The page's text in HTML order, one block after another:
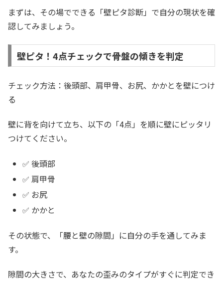
まずは、その場でできる「壁ピタ診断」で自分の現状を確
認してみましょう。
壁ピタ！4点チェックで骨盤の傾きを判定
チェック方法：後頭部、肩甲骨、お尻、かかとを壁につけ
る
壁に背を向けて立ち、以下の「4点」を順に壁にピッタリ
つけてください。
✅ 後頭部
✅ 肩甲骨
✅ お尻
✅ かかと
その状態で、「腰と壁の隙間」に自分の手を通してみま
す。
隙間の大きさで、あなたの歪みのタイプがすぐに判定でき